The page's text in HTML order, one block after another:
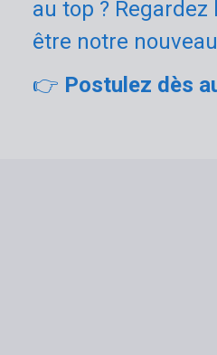
au top ?
être notre
👉 Postulez dès